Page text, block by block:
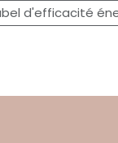
d'efficacité